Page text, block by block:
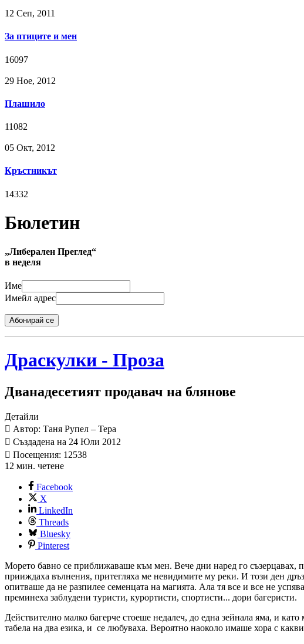
12 Сeп, 2011
За птиците и мен
16097
29 Ное, 2012
Плашило
11082
05 Окт, 2012
Кръстникът
14332
Бюлетин
„Либерален Преглед“
в неделя
Име
Имейл адрес
Абонирай се
Драскулки - Проза
Дванадесетият продавач на блянове
Детайли
Автор: Таня Рупел – Тера
Създадена на 24 Юли 2012
Посещения: 12538
12 мин. четене
Facebook
X
LinkedIn
Threads
Bluesky
Pinterest
Морето бавно се приближаваше към мен. Вече дни наред го съзерцавах,
прииждаха вълнения, притегляха ме невидимите му реки. И този ден
опитваше да не разпилее семенцата на магията. Ала тя все и все не
преминеха заблудени туристи, курортисти, спортисти... дори багеристи.
Действително малко багерче стоеше недалеч, до една зейнала яма, и
табела на два езика, и се любуваха. Вероятно наоколо имаше хора с